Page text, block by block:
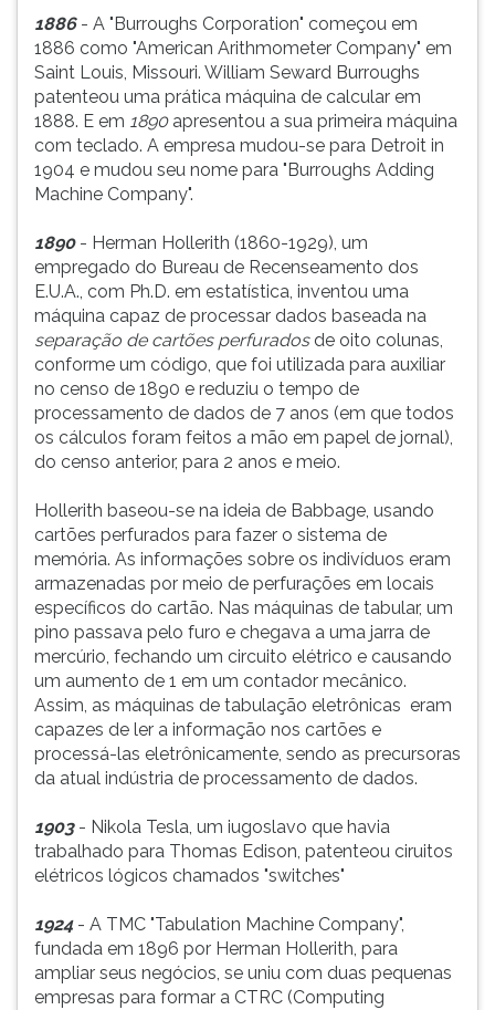
1886- A "Burroughs Corporation" começou em
1886 como "American Arithmometer Company" em
Saint Louis, Missouri. William Seward Burroughs
patenteou uma prática máquina de calcular em
1888. E em 1890apresentou a sua primeira máquina
com teclado. A empresa mudou-se para Detroit in
1904 e mudou seu nome para "Burroughs Adding
Machine Company".
1890- Herman Hollerith (1860-1929), um
empregado do Bureau de Recenseamento dos
E.U.A., com Ph.D. em estatística, inventou uma
máquina capaz de processar dados baseada na
separação de cartões perfuradosde oito colunas,
conforme um código, que foi utilizada para auxiliar
no censo de 1890 e reduziu o tempo de
processamento de dados de 7 anos (em que todos
os cálculos foram feitos a mão em papel de jornal),
do censo anterior, para 2 anos e meio.
Hollerith baseou-se na ideia de Babbage, usando
cartões perfurados para fazer o sistema de
memória. As informações sobre os indivíduos eram
armazenadas por meio de perfurações em locais
específicos do cartão. Nas máquinas de tabular, um
pino passava pelo furo e chegava a uma jarra de
mercúrio, fechando um circuito elétrico e causando
um aumento de 1 em um contador mecânico.
Assim, as máquinas de tabulação eletrônicas eram
capazes de ler a informação nos cartões e
processá-las eletrônicamente, sendo as precursoras
da atual indústria de processamento de dados.
1903- Nikola Tesla, um iugoslavo que havia
trabalhado para Thomas Edison, patenteou ciruitos
elétricos lógicos chamados "switches"
1924- A TMC "Tabulation Machine Company",
fundada em 1896 por Herman Hollerith, para
ampliar seus negócios, se uniu com duas pequenas
empresas para formar a CTRC (Computing